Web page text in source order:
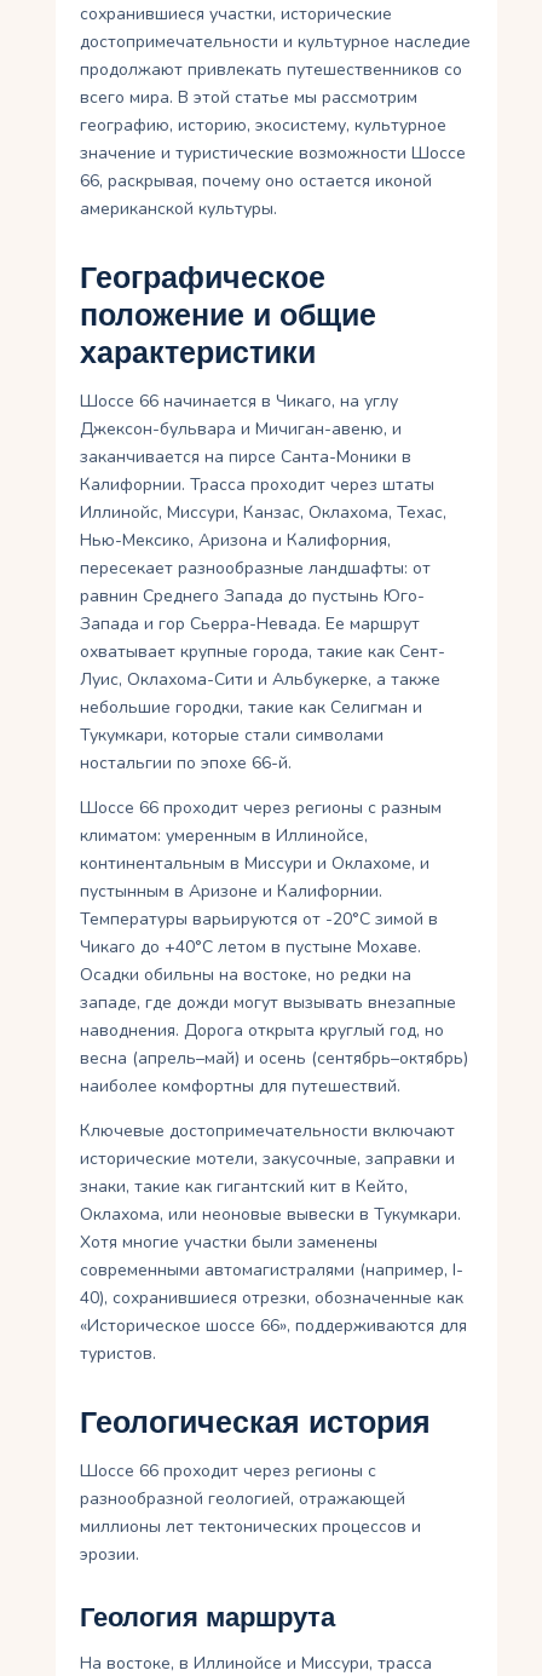
сохранившиеся участки, исторические
достопримечательности и культурное наследие
продолжают привлекать путешественников со
всего мира. В этой статье мы рассмотрим
географию, историю, экосистему, культурное
значение и туристические возможности Шоссе
66, раскрывая, почему оно остается иконой
американской культуры.
Географическое
положение и общие
характеристики
Шоссе 66 начинается в Чикаго, на углу
Джексон-бульвара и Мичиган-авеню, и
заканчивается на пирсе Санта-Моники в
Калифорнии. Трасса проходит через штаты
Иллинойс, Миссури, Канзас, Оклахома, Техас,
Нью-Мексико, Аризона и Калифорния,
пересекает разнообразные ландшафты: от
равнин Среднего Запада до пустынь Юго-
Запада и гор Сьерра-Невада. Ее маршрут
охватывает крупные города, такие как Сент-
Луис, Оклахома-Сити и Альбукерке, а также
небольшие городки, такие как Селигман и
Тукумкари, которые стали символами
ностальгии по эпохе 66-й.
Шоссе 66 проходит через регионы с разным
климатом: умеренным в Иллинойсе,
континентальным в Миссури и Оклахоме, и
пустынным в Аризоне и Калифорнии.
Температуры варьируются от -20°C зимой в
Чикаго до +40°C летом в пустыне Мохаве.
Осадки обильны на востоке, но редки на
западе, где дожди могут вызывать внезапные
наводнения. Дорога открыта круглый год, но
весна (апрель–май) и осень (сентябрь–октябрь)
наиболее комфортны для путешествий.
Ключевые достопримечательности включают
исторические мотели, закусочные, заправки и
знаки, такие как гигантский кит в Кейто,
Оклахома, или неоновые вывески в Тукумкари.
Хотя многие участки были заменены
современными автомагистралями (например, I-
40), сохранившиеся отрезки, обозначенные как
«Историческое шоссе 66», поддерживаются для
туристов.
Геологическая история
Шоссе 66 проходит через регионы с
разнообразной геологией, отражающей
миллионы лет тектонических процессов и
эрозии.
Геология маршрута
На востоке, в Иллинойсе и Миссури, трасса